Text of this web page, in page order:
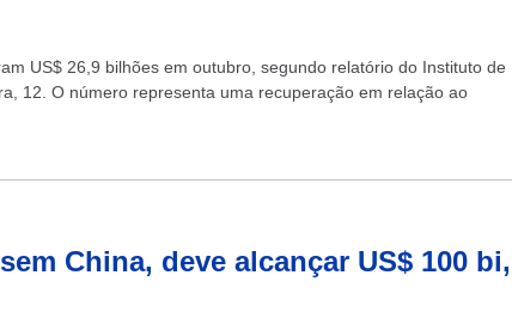
US$ 26,9 bilhões em outubro, segundo relatório do Instituto de
12. O número representa uma recuperação em relação ao
China, deve alcançar US$ 100 bi,